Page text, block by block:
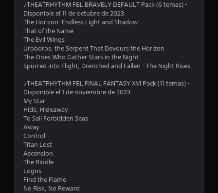
c
i
f
♪THEATRHYTHM FBL BRAVELY DEFAULT Pack (6 temas) -
Disponible el 11 de octubre de 2023.
The Horizon: Endless Light and Shadow
That of the Name
The Evil Wings
Uroboros, the Serpent That Devours the Horizon
The Ones Who Gather Stars in the Night
Spurred into Flight, Drenched and Fallen - The Night Rises
♪THEATRHYTHM FBL FINAL FANTASY XVI Pack (11 temas) -
Disponible el 1 de noviembre de 2023.
My Star
Hide, Hideaway
To Sail Forbidden Seas
Away
Control
Titan Lost
Ascension
The Riddle
Logos
Find the Flame
No Risk, No Reward